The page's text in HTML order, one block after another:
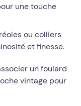
une touche
ou colliers
et finesse.
un foulard
vintage pour